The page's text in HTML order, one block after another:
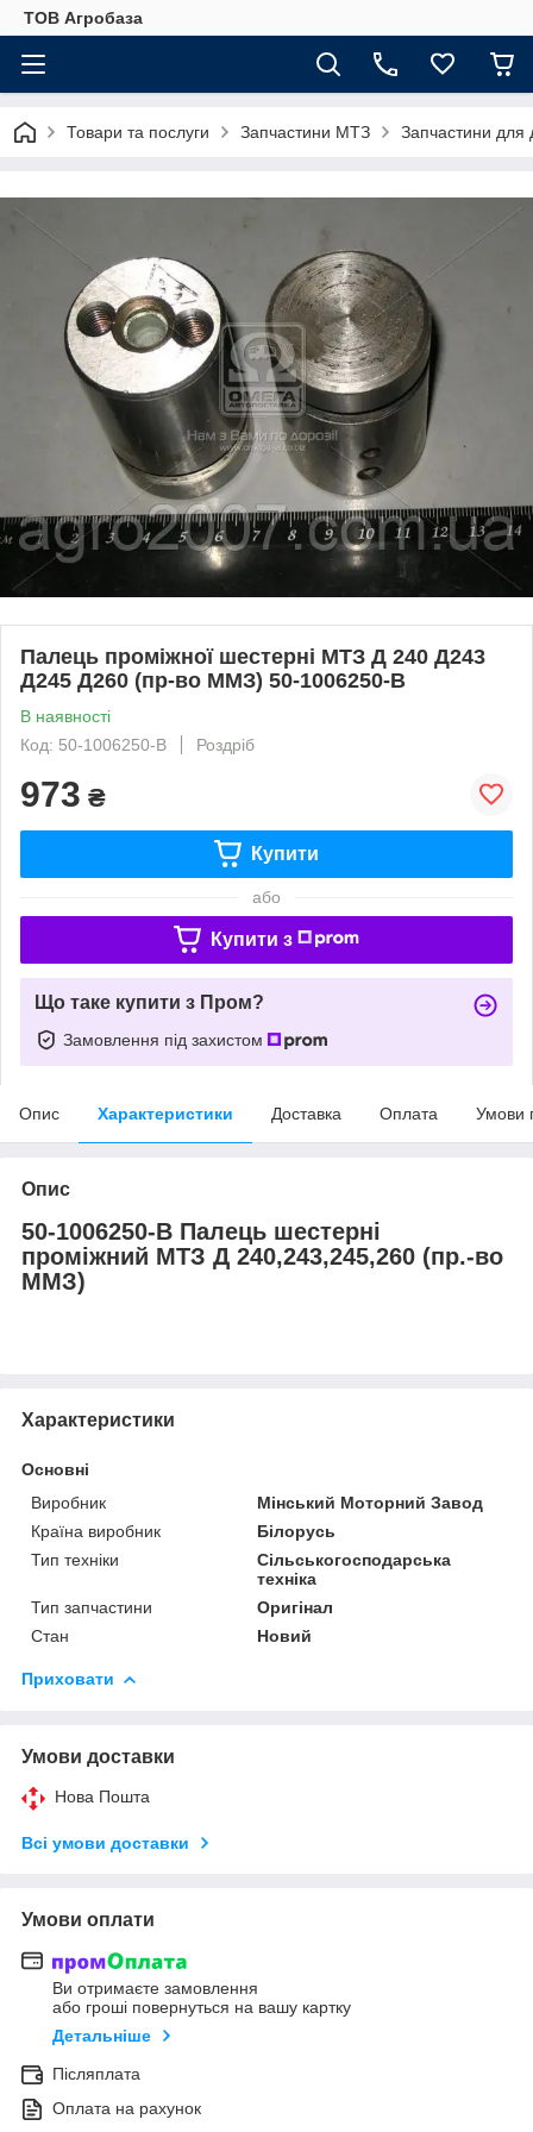
ТОВ Агробаза
Товари та послуги Запчастини МТЗ Запчастини для
Палець проміжної шестерні МТЗ Д 240 Д243
Д245 Д260 (пр-во ММЗ) 50-1006250-В
В наявності
Код: 50-1006250-В
Роздріб
973 ₴
Купити
або
Купити з
Що таке купити з Пром?
Замовлення під захистом
Опис Характеристики Доставка Оплата Умови
Опис
50-1006250-В Палець шестерні
проміжний МТЗ Д 240,243,245,260 (пр.-во
ММЗ)
Характеристики
Основні
Виробник
Мінський Моторний Завод
Країна виробник
Білорусь
Тип техніки
Сільськогосподарська
техніка
Тип запчастини
Оригінал
Стан
Новий
Приховати
Умови доставки
Нова Пошта
Всі умови доставки
Умови оплати
Ви отримаєте замовлення
або гроші повернуться на вашу картку
Детальніше
Післяплата
Оплата на рахунок